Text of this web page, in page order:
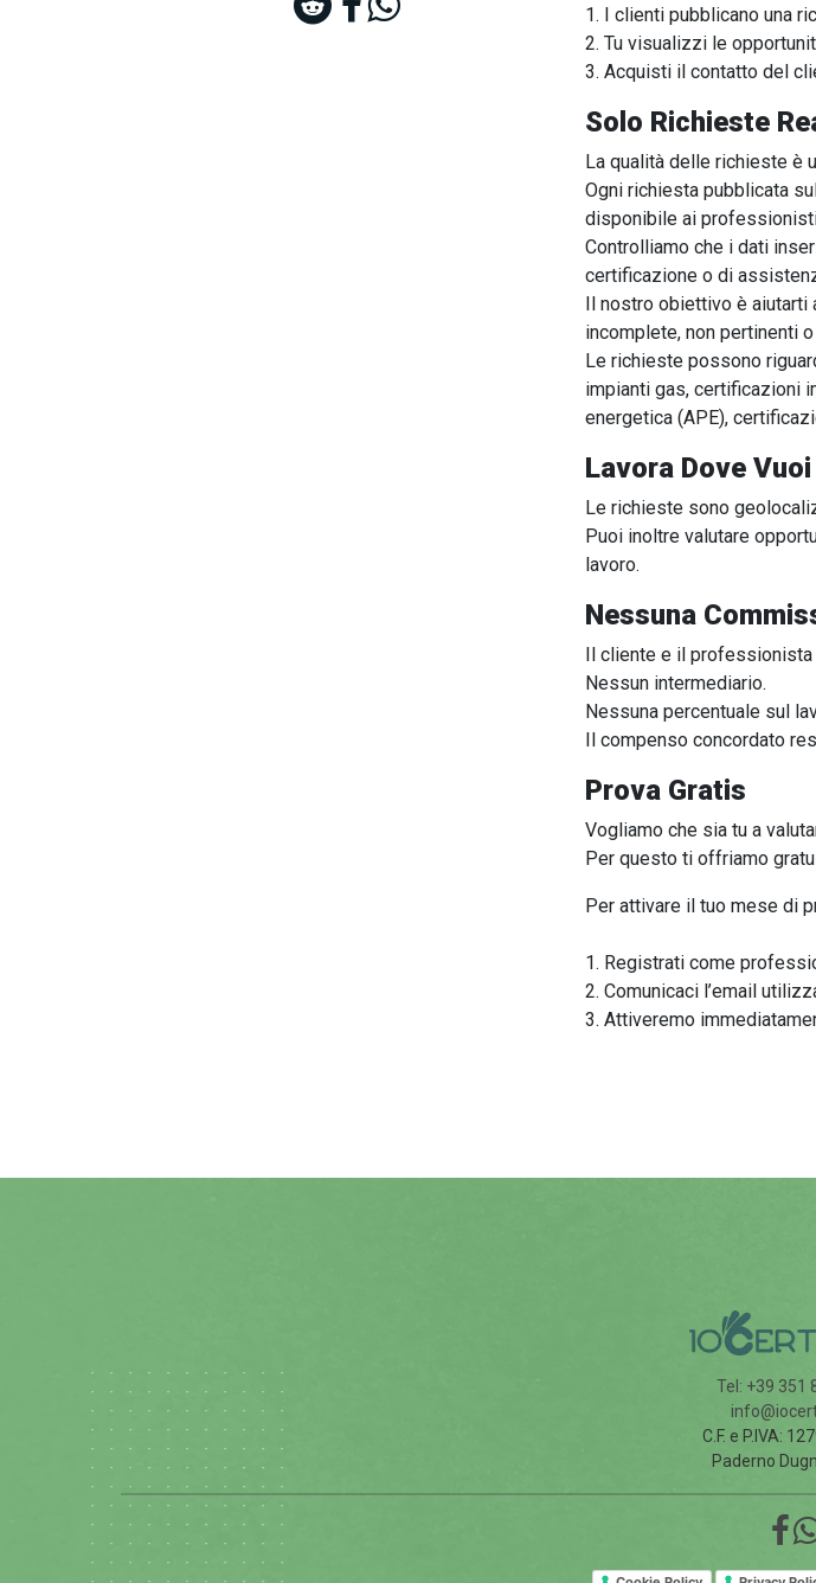
1. I clienti pubblicano una
2. Tu visualizzi le
3. Acquisti il contatto del
Solo Richieste
La qualità delle richieste è
Ogni richiesta pubblicata
disponibile ai
Controlliamo che i dati
certificazione o di
Il nostro obiettivo è aiutarti
incomplete, non pertinenti
Le richieste possono
impianti gas, certificazioni
energetica (APE),
Lavora Dove Vuoi
Le richieste sono
Puoi inoltre valutare
lavoro.
Nessuna
Il cliente e il professionista
Nessun intermediario.
Nessuna percentuale sul
Il compenso concordato
Prova Gratis
Vogliamo che sia tu a
Per questo ti offriamo
Per attivare il tuo mese di
1. Registrati come
2. Comunicaci l’email
3. Attiveremo
Tel: +39 351
C.F. e P.IVA:
Paderno